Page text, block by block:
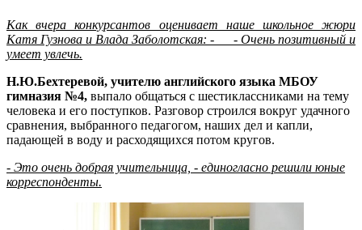
Как вчера конкурсантов оценивает наше школьное жюри
Катя Гузнова и Влада Заболотская: - - Очень позитивный и
умеет увлечь.
Н.Ю.Бехтеревой, учителю английского языка МБОУ
гимназия №4, выпало общаться с шестиклассниками на тему
человека и его поступков. Разговор строился вокруг удачного
сравнения, выбранного педагогом, наших дел и капли,
падающей в воду и расходящихся потом кругов.
- Это очень добрая учительница, - единогласно решили юные
корреспонденты.